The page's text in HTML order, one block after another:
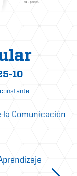
10
Comunicación